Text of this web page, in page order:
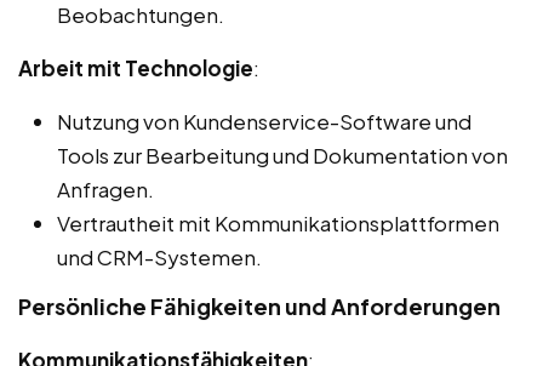
Beobachtungen.
Arbeit mit Technologie:
Nutzung von Kundenservice-Software und
Tools zur Bearbeitung und Dokumentation von
Anfragen.
Vertrautheit mit Kommunikationsplattformen
und CRM-Systemen.
Persönliche Fähigkeiten und Anforderungen
Kommunikationsfähigkeiten: